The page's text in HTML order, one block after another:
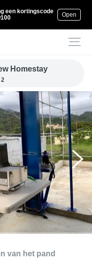
een kortingscode
Open
Homestay
2
van het pand